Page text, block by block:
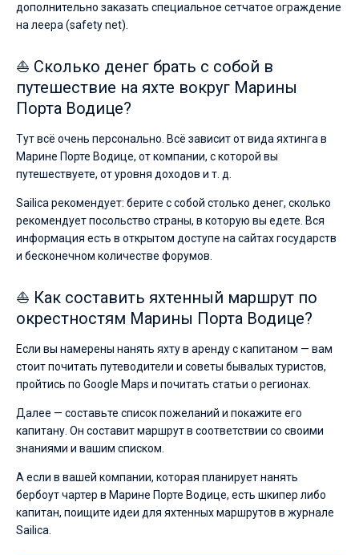
дополнительно заказать специальное сетчатое ограждение
на леера (safety net).
⛵ Сколько денег брать с собой в
путешествие на яхте вокруг Марины
Порта Водице?
Тут всё очень персонально. Всё зависит от вида яхтинга в
Марине Порте Водице, от компании, с которой вы
путешествуете, от уровня доходов и т. д.
Sailica рекомендует: берите с собой столько денег, сколько
рекомендует посольство страны, в которую вы едете. Вся
информация есть в открытом доступе на сайтах государств
и бесконечном количестве форумов.
⛵ Как составить яхтенный маршрут по
окрестностям Марины Порта Водице?
Если вы намерены нанять яхту в аренду с капитаном — вам
стоит почитать путеводители и советы бывалых туристов,
пройтись по Google Maps и почитать статьи о регионах.
Далее — составьте список пожеланий и покажите его
капитану. Он составит маршрут в соответствии со своими
знаниями и вашим списком.
А если в вашей компании, которая планирует нанять
бербоут чартер в Марине Порте Водице, есть шкипер либо
капитан, поищите идеи для яхтенных маршрутов в журнале
Sailica.